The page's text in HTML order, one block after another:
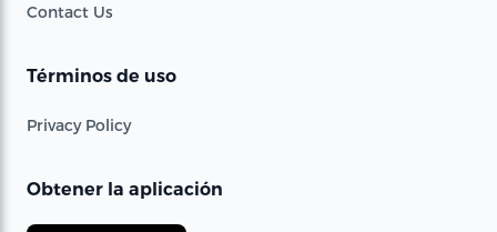
Contact Us
Términos de uso
Privacy Policy
Obtener la aplicación